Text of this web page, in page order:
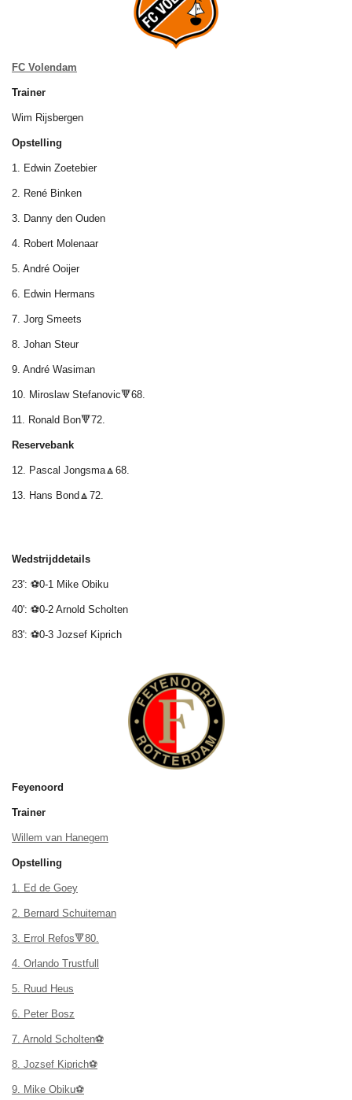
FC Volendam
Trainer
Wim Rijsbergen
Opstelling
1. Edwin Zoetebier
2. René Binken
3. Danny den Ouden
4. Robert Molenaar
5. André Ooijer
6. Edwin Hermans
7. Jorg Smeets
8. Johan Steur
9. André Wasiman
10. Miroslaw Stefanovic🔻68.
11. Ronald Bon🔻72.
Reservebank
12. Pascal Jongsma🔼68.
13. Hans Bond🔼72.
Wedstrijddetails
23': ⚽0-1 Mike Obiku
40': ⚽0-2 Arnold Scholten
83': ⚽0-3 Jozsef Kiprich
Feyenoord
Trainer
Willem van Hanegem
Opstelling
1. Ed de Goey
2. Bernard Schuiteman
3. Errol Refos🔻80.
4. Orlando Trustfull
5. Ruud Heus
6. Peter Bosz
7. Arnold Scholten⚽
8. Jozsef Kiprich⚽
9. Mike Obiku⚽